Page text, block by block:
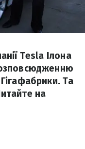
Tesla Ілона
Та
на